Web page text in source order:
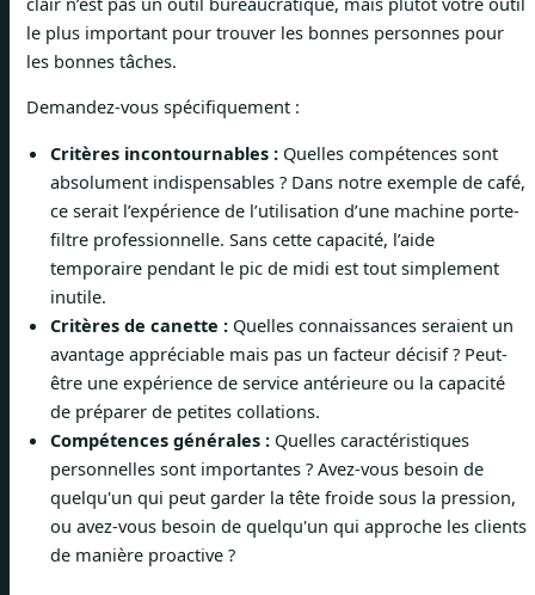
le plus important pour trouver les bonnes personnes pour
les bonnes tâches.
Demandez-vous spécifiquement :
Critères incontournables : Quelles compétences sont
absolument indispensables ? Dans notre exemple de café,
ce serait l’expérience de l’utilisation d’une machine porte-
filtre professionnelle. Sans cette capacité, l’aide
temporaire pendant le pic de midi est tout simplement
inutile.
Critères de canette : Quelles connaissances seraient un
avantage appréciable mais pas un facteur décisif ? Peut-
être une expérience de service antérieure ou la capacité
de préparer de petites collations.
Compétences générales : Quelles caractéristiques
personnelles sont importantes ? Avez-vous besoin de
quelqu'un qui peut garder la tête froide sous la pression,
ou avez-vous besoin de quelqu'un qui approche les clients
de manière proactive ?